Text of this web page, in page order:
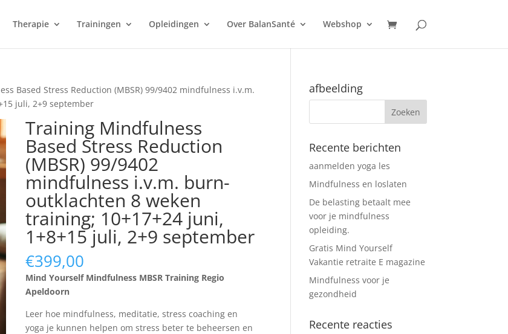
Therapie Trainingen Opleidingen Over BalanSanté Webshop
Based Stress Reduction (MBSR) 99/9402 mindfulness i.v.m.
juli, 2+9 september
Training Mindfulness
Based Stress Reduction
(MBSR) 99/9402
mindfulness i.v.m. burn-
outklachten 8 weken
training; 10+17+24 juni,
1+8+15 juli, 2+9 september
€399,00
Mind Yourself Mindfulness MBSR Training Regio
Apeldoorn
Leer hoe mindfulness, meditatie, stress coaching en
yoga je kunnen helpen om stress beter te beheersen en
afbeelding
Recente berichten
aanmelden yoga les
Mindfulness en loslaten
De belasting betaalt mee
voor je mindfulness
opleiding.
Gratis Mind Yourself
Vakantie retraite E magazine
Mindfulness voor je
gezondheid
Recente reacties